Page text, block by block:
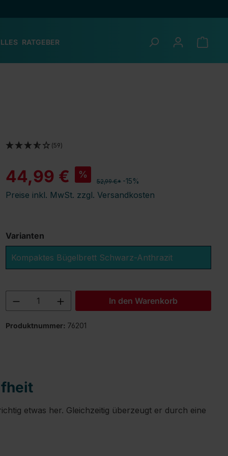
RATGEBER
44,99 € %
52,99 €* -15%
Preise inkl. MwSt. zzgl. Versandkosten
(59)
Varianten
Kompaktes Bügelbrett Schwarz-Anthrazit
Produkt Anzahl: Gib den
In den Warenkorb
Produktnummer: 76201
etwas her. Gleichzeitig überzeugt er durch eine